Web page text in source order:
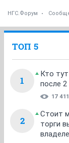
НГС.Форум
ТОП 5
1
Кто
после 2
17 411
2
Стоит
торги